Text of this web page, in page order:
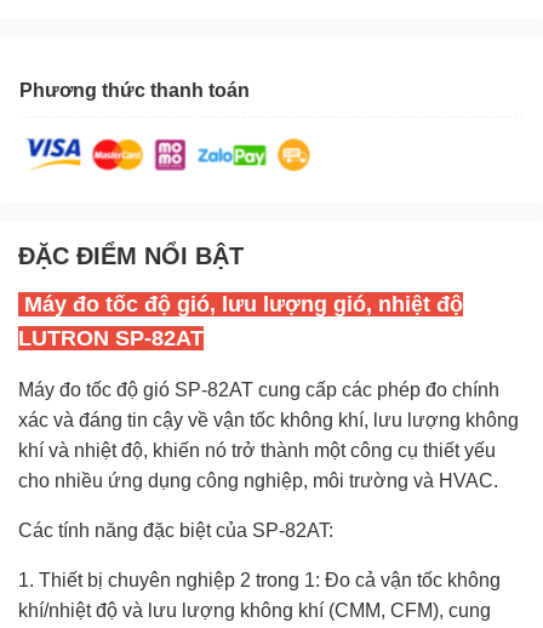
Phương thức thanh toán
ĐẶC ĐIỂM NỔI BẬT
Máy đo tốc độ gió, lưu lượng gió, nhiệt độ
LUTRON SP-82AT
Máy đo tốc độ gió SP-82AT cung cấp các phép đo chính
xác và đáng tin cậy về vận tốc không khí, lưu lượng không
khí và nhiệt độ, khiến nó trở thành một công cụ thiết yếu
cho nhiều ứng dụng công nghiệp, môi trường và HVAC.
Các tính năng đặc biệt của SP-82AT:
1. Thiết bị chuyên nghiệp 2 trong 1: Đo cả vận tốc không
khí/nhiệt độ và lưu lượng không khí (CMM, CFM), cung